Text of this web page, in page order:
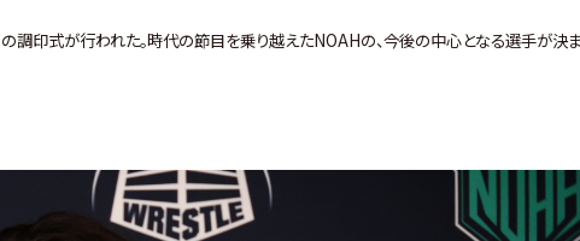
の調印式が行われた。時代の節目を乗り越えたNOAHの、今後の中心となる選手が決